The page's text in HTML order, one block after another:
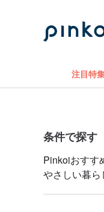
注目特
条件で探す
Pinkoiおすす
やさしい暮ら